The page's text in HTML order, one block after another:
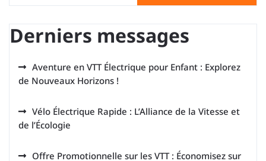
Derniers messages
Aventure en VTT Électrique pour Enfant : Explorez
de Nouveaux Horizons !
Vélo Électrique Rapide : L’Alliance de la Vitesse et
de l’Écologie
Offre Promotionnelle sur les VTT : Économisez sur